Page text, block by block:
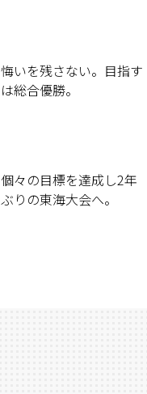
悔いを残さない。目指す
は総合優勝。
個々の目標を達成し2年
ぶりの東海大会へ。